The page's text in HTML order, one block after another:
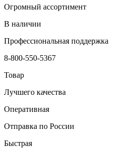
Огромный ассортимент
В наличии
Профессиональная поддержка
8-800-550-5367
Товар
Лучшего качества
Оперативная
Отправка по России
Быстрая